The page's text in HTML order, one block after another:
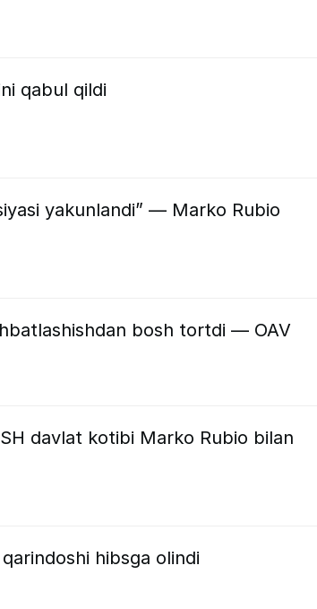
qabul qildi
yakunlandi” — Marko Rubio
bosh tortdi — OAV
davlat kotibi Marko Rubio bilan
hibsga olindi